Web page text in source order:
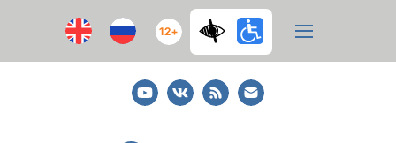
12+
YoutubeВКонтакте
RSS
E-
mail
подписка